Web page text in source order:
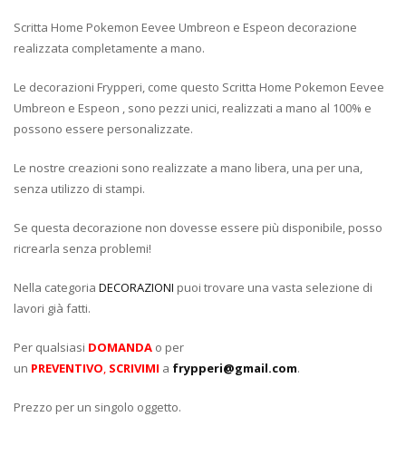
Scritta Home Pokemon Eevee Umbreon e Espeon decorazione
realizzata completamente a mano.
Le decorazioni Frypperi, come questo Scritta Home Pokemon Eevee
Umbreon e Espeon , sono pezzi unici, realizzati a mano al 100% e
possono essere personalizzate.
Le nostre creazioni sono realizzate a mano libera, una per una,
senza utilizzo di stampi.
Se questa decorazione non dovesse essere più disponibile, posso
ricrearla senza problemi!
Nella categoria DECORAZIONI puoi trovare una vasta selezione di
lavori già fatti.
Per qualsiasi DOMANDA o per
un PREVENTIVO, SCRIVIMI a frypperi@gmail.com.
Prezzo per un singolo oggetto.